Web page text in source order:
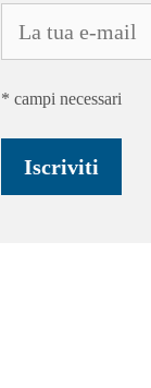
* campi necessari